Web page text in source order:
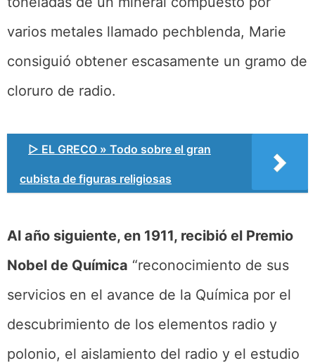
varios metales llamado pechblenda, Marie
consiguió obtener escasamente un gramo de
cloruro de radio.
▷ EL GRECO » Todo sobre el gran
cubista de figuras religiosas
Al año siguiente, en 1911, recibió el Premio
Nobel de Química “reconocimiento de sus
servicios en el avance de la Química por el
descubrimiento de los elementos radio y
polonio, el aislamiento del radio y el estudio